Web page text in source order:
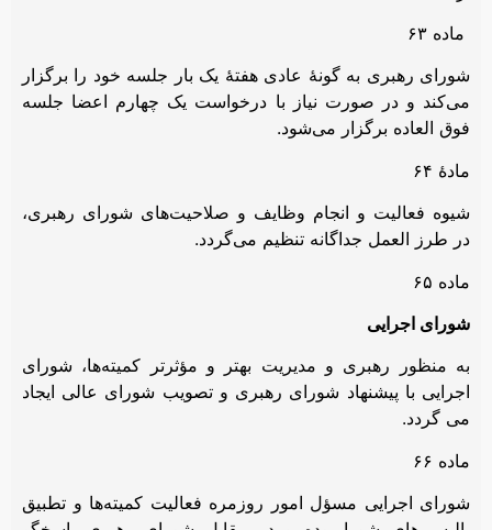
ماده ۶۳
شورای رهبری به گونۀ عادی هفتۀ یک بار جلسه خود را برگزار
می‌کند و در صورت نیاز با درخواست یک چهارم اعضا جلسه
فوق العاده برگزار می‌شود.
مادۀ ۶۴
شیوه فعالیت و انجام وظایف و صلاحیت‌های شورای رهبری،
در طرز العمل جداگانه تنظیم می‌گردد.
ماده ۶۵
شورای اجرایی
به منظور رهبری و مدیریت بهتر و مؤثرتر کمیته‌ها، شورای
اجرایی با پیشنهاد شورای رهبری و تصویب شورای عالی ایجاد
می گردد.
ماده ۶۶
شورای اجرایی مسؤل امور روزمره فعاليت كميته‌ها و تطبیق